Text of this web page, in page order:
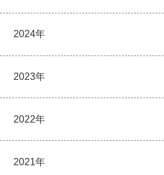
2024年
2023年
2022年
2021年